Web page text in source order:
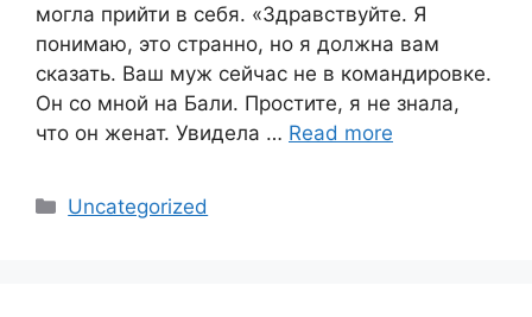
могла прийти в себя. «Здравствуйте. Я
понимаю, это странно, но я должна вам
сказать. Ваш муж сейчас не в командировке.
Он со мной на Бали. Простите, я не знала,
что он женат. Увидела … Read more
Categories
Uncategorized